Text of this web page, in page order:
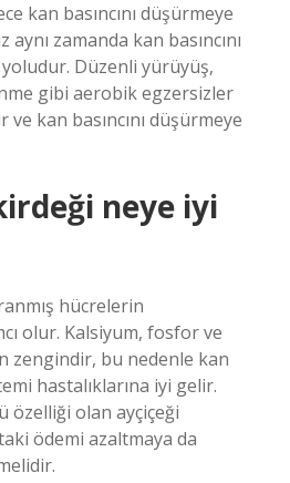
kan basıncını düşürmeye
aynı zamanda kan basıncını
Düzenli yürüyüş,
gibi aerobik egzersizler
ve kan basıncını düşürmeye
neye iyi
hücrelerin
olur. Kalsiyum, fosfor ve
zengindir, bu nedenle kan
hastalıklarına iyi gelir.
özelliği olan ayçiçeği
ödemi azaltmaya da